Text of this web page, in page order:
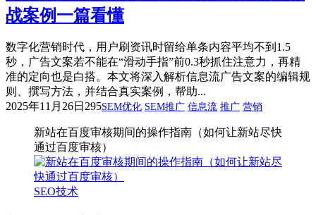
战案例一篇看懂
数字化营销时代，用户刷资讯时留给单条内容平均不到1.5
秒，广告文案若不能在“滑动手指”前0.3秒抓住注意力，再精
准的定向也是白搭。本文将深入解析信息流广告文案的编辑规
则、撰写方法，并结合真实案例，帮助...
2025年11月26日 295SEM优化 SEM推广 信息流 推广 营销
新站在百度审核期间的操作指南（如何让新站尽快
通过百度审核）
SEO技术